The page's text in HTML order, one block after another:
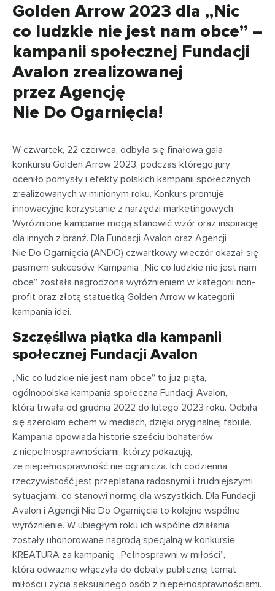
Golden Arrow 2023 dla „Nic
co ludzkie nie jest nam obce” –
kampanii społecznej Fundacji
Avalon zrealizowanej
przez Agencję
Nie Do Ogarnięcia!
W czwartek, 22 czerwca, odbyła się finałowa gala
konkursu Golden Arrow 2023, podczas którego jury
oceniło pomysły i efekty polskich kampanii społecznych
zrealizowanych w minionym roku. Konkurs promuje
innowacyjne korzystanie z narzędzi marketingowych.
Wyróżnione kampanie mogą stanowić wzór oraz inspirację
dla innych z branż. Dla Fundacji Avalon oraz Agencji
Nie Do Ogarnięcia (ANDO) czwartkowy wieczór okazał się
pasmem sukcesów. Kampania „Nic co ludzkie nie jest nam
obce” została nagrodzona wyróżnieniem w kategorii non-
profit oraz złotą statuetką Golden Arrow w kategorii
kampania idei.
Szczęśliwa piątka dla kampanii
społecznej Fundacji Avalon
„Nic co ludzkie nie jest nam obce” to już piąta,
ogólnopolska kampania społeczna Fundacji Avalon,
która trwała od grudnia 2022 do lutego 2023 roku. Odbiła
się szerokim echem w mediach, dzięki oryginalnej fabule.
Kampania opowiada historie sześciu bohaterów
z niepełnosprawnościami, którzy pokazują,
że niepełnosprawność nie ogranicza. Ich codzienna
rzeczywistość jest przeplatana radosnymi i trudniejszymi
sytuacjami, co stanowi normę dla wszystkich. Dla Fundacji
Avalon i Agencji Nie Do Ogarnięcia to kolejne wspólne
wyróżnienie. W ubiegłym roku ich wspólne działania
zostały uhonorowane nagrodą specjalną w konkursie
KREATURA za kampanię „Pełnosprawni w miłości”,
która odważnie włączyła do debaty publicznej temat
miłości i życia seksualnego osób z niepełnosprawnościami.